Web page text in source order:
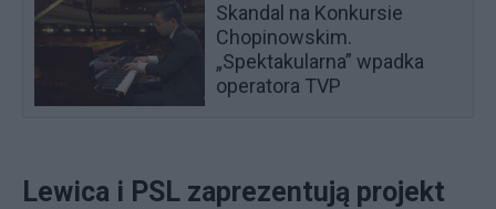
Skandal na Konkursie
Chopinowskim.
„Spektakularna” wpadka
operatora TVP
Lewica i PSL zaprezentują projekt